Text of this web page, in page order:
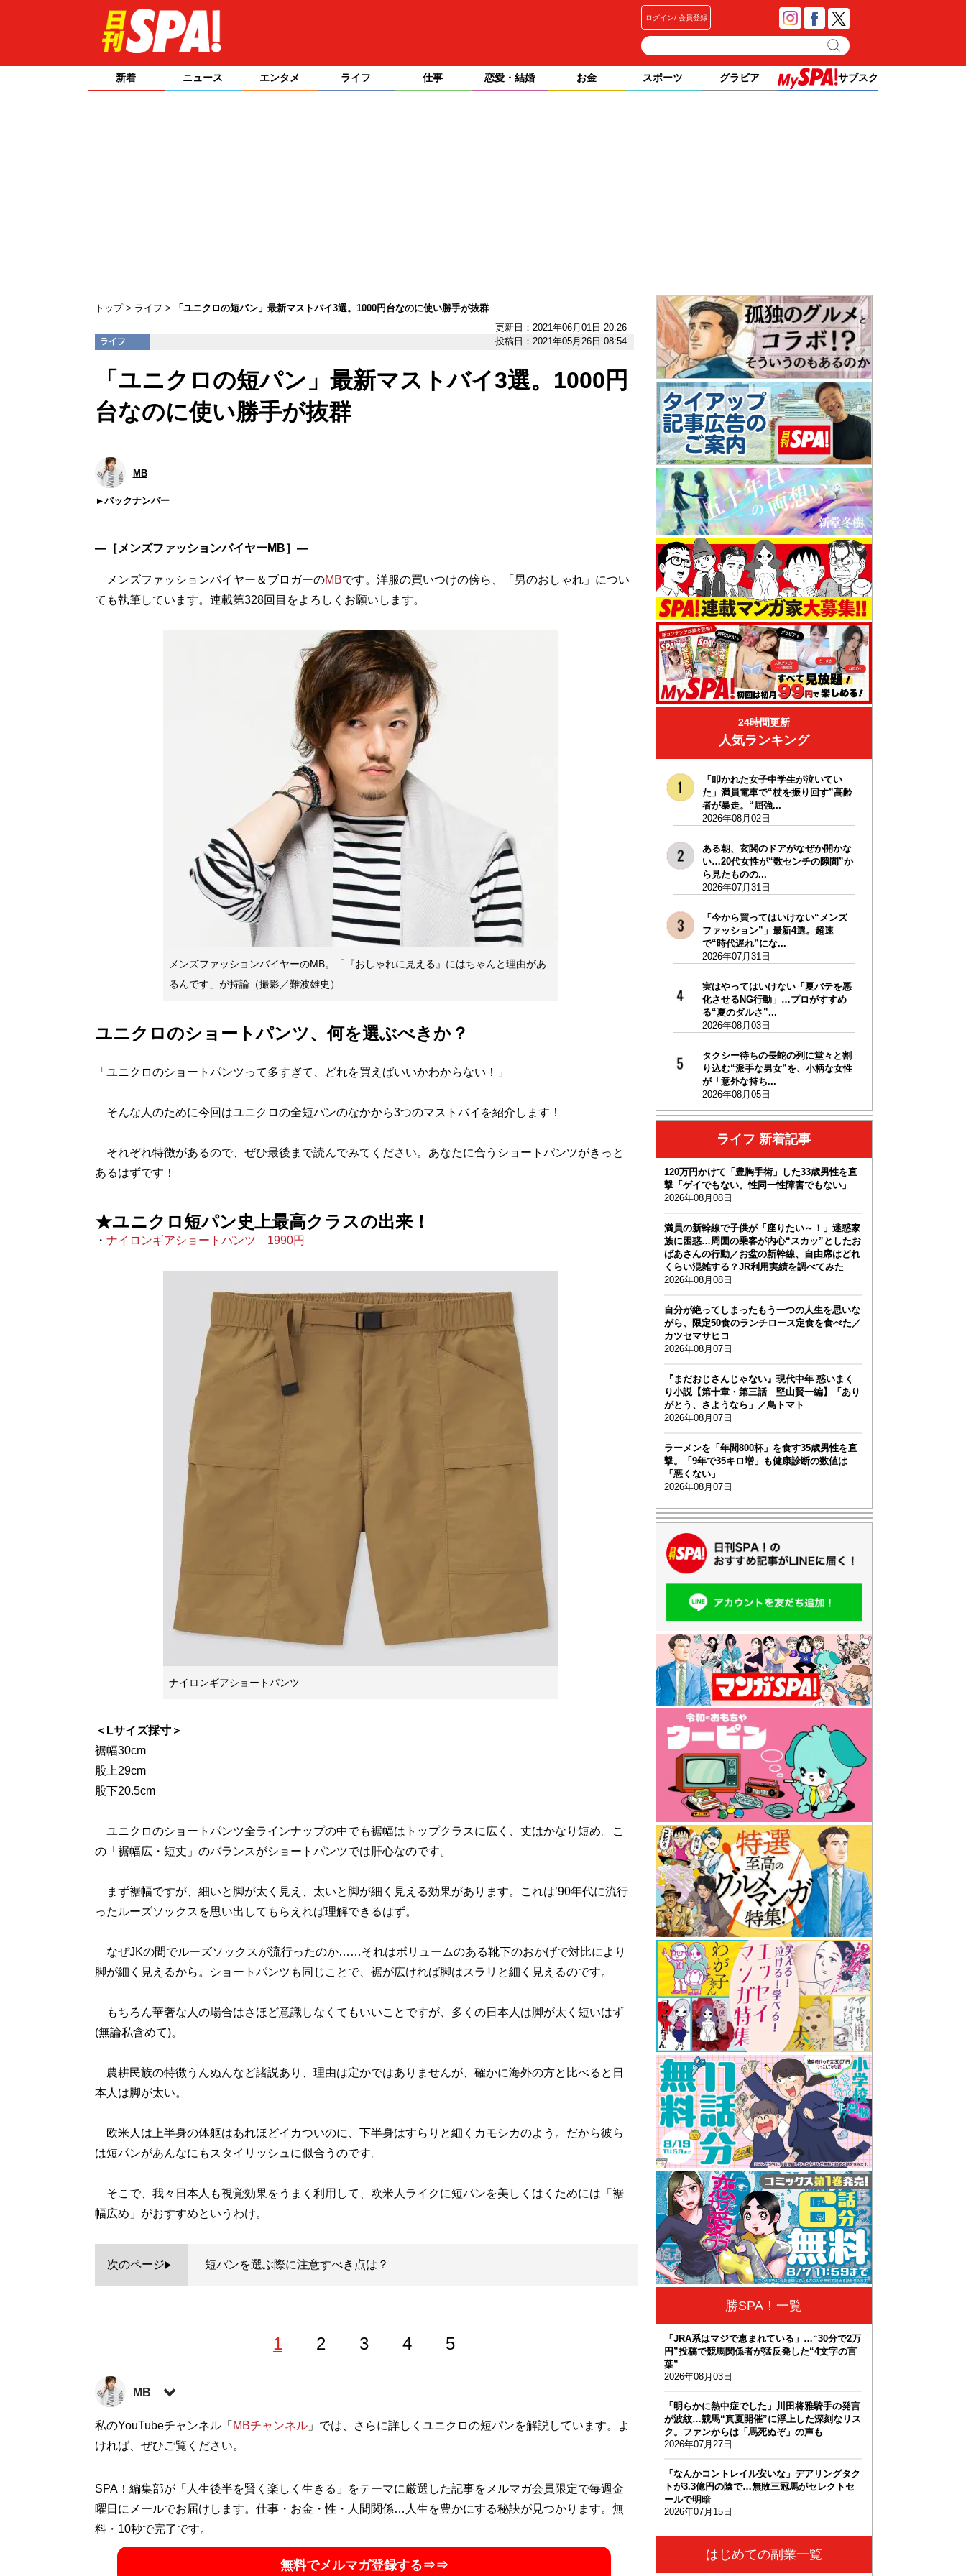
ログイン 会員登録
新着 ニュース エンタメ ライフ 仕事 恋愛・結婚 お金 スポーツ グラビア サブスク
トップ ライフ
「ユニクロの短パン」最新マストバイ3選。1000円台なのに使い勝手が抜群
更新日：2021年06月01日 20:26
ライフ 投稿日：2021年05月26日 08:54
「ユニクロの短パン」最新マストバイ3選。1000円
台なのに使い勝手が抜群
MB
バックナンバー
―［ メンズファッションバイヤーMB］―
メンズファッションバイヤー＆ブロガーのMBです。洋服の買いつけの傍ら、「男のおしゃれ」につい
ても執筆しています。連載第328回目をよろしくお願いします。
メンズファッションバイヤーのMB。「『おしゃれに見える』にはちゃんと理由があ
るんです」が持論（撮影／難波雄史）
ユニクロのショートパンツ、何を選ぶべきか？
「ユニクロのショートパンツって多すぎて、どれを買えばいいかわからない！」
そんな人のために今回はユニクロの全短パンのなかから3つのマストバイを紹介します！
それぞれ特徴があるので、ぜひ最後まで読んでみてください。あなたに合うショートパンツがきっと
あるはずです！
★ユニクロ短パン史上最高クラスの出来！
・ ナイロンギアショートパンツ 1990円
ナイロンギアショートパンツ
＜Lサイズ採寸＞
裾幅30cm
股上29cm
股下20.5cm
ユニクロのショートパンツ全ラインナップの中でも裾幅はトップクラスに広く、丈はかなり短め。こ
の「裾幅広・短丈」のバランスがショートパンツでは肝心なのです。
まず裾幅ですが、細いと脚が太く見え、太いと脚が細く見える効果があります。これは’90年代に流行
ったルーズソックスを思い出してもらえれば理解できるはず。
なぜJKの間でルーズソックスが流行ったのか……それはボリュームのある靴下のおかげで対比により
脚が細く見えるから。ショートパンツも同じことで、裾が広ければ脚はスラリと細く見えるのです。
もちろん華奢な人の場合はさほど意識しなくてもいいことですが、多くの日本人は脚が太く短いはず
(無論私含めて)。
農耕民族の特徴うんぬんなど諸説あり、理由は定かではありませんが、確かに海外の方と比べると日
本人は脚が太い。
欧米人は上半身の体躯はあれほどイカついのに、下半身はすらりと細くカモシカのよう。だから彼ら
は短パンがあんなにもスタイリッシュに似合うのです。
そこで、我々日本人も視覚効果をうまく利用して、欧米人ライクに短パンを美しくはくためには「裾
幅広め」がおすすめというわけ。
次のページ 短パンを選ぶ際に注意すべき点は？
1 2 3 4 5
MB
ファッションバイヤー。最新刊『ロードマップ』のほか、『 MBの偏愛ブランド図鑑』『 最速でおしゃれ
に見せる方法 <実践編>』『
方法 」、ユーチューブ「MBチャンネル」も話題に。年間の被服費は1000万円超！ （Xアカウン
ト:@MBKnowerMag）
ロードマップ』
私のYouTubeチャンネル「 MBチャンネル」では、さらに詳しくユニクロの短パンを解説しています。よ
ければ、ぜひご覧ください。
SPA！編集部が「人生後半を賢く楽しく生きる」をテーマに厳選した記事をメルマガ会員限定で毎週金
曜日にメールでお届けします。仕事・お金・性・人間関係…人生を豊かにする秘訣が見つかります。無
料・10秒で完了です。
無料でメルマガ登録する⇒⇒
24時間更新
人気ランキング
「叩かれた女子中学生が泣いてい
た」満員電車で“杖を振り回す”高齢
者が暴走。“屈強...
2026年08月02日
ある朝、玄関のドアがなぜか開かな
い…20代女性が“数センチの隙間”か
ら見たものの...
2026年07月31日
「今から買ってはいけない“メンズ
ファッション”」最新4選。超速
で“時代遅れ”にな...
2026年07月31日
実はやってはいけない「夏バテを悪
化させるNG行動」…プロがすすめ
る“夏のダルさ”...
2026年08月03日
タクシー待ちの長蛇の列に堂々と割
り込む“派手な男女”を、小柄な女性
が「意外な持ち...
2026年08月05日
ライフ 新着記事
120万円かけて「豊胸手術」した33歳男性を直
撃「ゲイでもない。性同一性障害でもない」
2026年08月08日
満員の新幹線で子供が「座りたい～！」迷惑家
族に困惑…周囲の乗客が内心“スカッ”としたお
ばあさんの行動／お盆の新幹線、自由席はどれ
くらい混雑する？JR利用実績を調べてみた
2026年08月08日
自分が絶ってしまったもう一つの人生を思いな
がら、限定50食のランチロース定食を食べた／
カツセマサヒコ
2026年08月07日
『まだおじさんじゃない』現代中年 惑いまく
り小説【第十章・第三話 堅山賢一編】「あり
がとう、さようなら」／鳥トマト
2026年08月07日
ラーメンを「年間800杯」を食す35歳男性を直
撃。「9年で35キロ増」も健康診断の数値は
「悪くない」
2026年08月07日
勝SPA！一覧
「JRA系はマジで恵まれている」…“30分で2万
円”投稿で競馬関係者が猛反発した“4文字の言
葉”
2026年08月03日
「明らかに熱中症でした」川田将雅騎手の発言
が波紋…競馬“真夏開催”に浮上した深刻なリス
ク。ファンからは「馬死ぬぞ」の声も
2026年07月27日
「なんかコントレイル安いな」デアリングタク
トが3.3億円の陰で…無敗三冠馬がセレクトセ
ールで明暗
2026年07月15日
はじめての副業一覧